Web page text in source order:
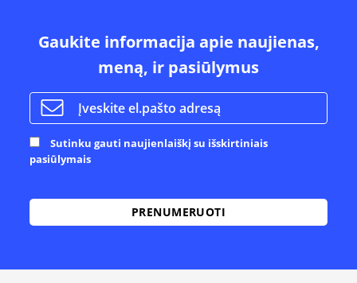
Gaukite informacija apie naujienas,
meną, ir pasiūlymus
Sutinku gauti naujienlaiškį su išskirtiniais
pasiūlymais